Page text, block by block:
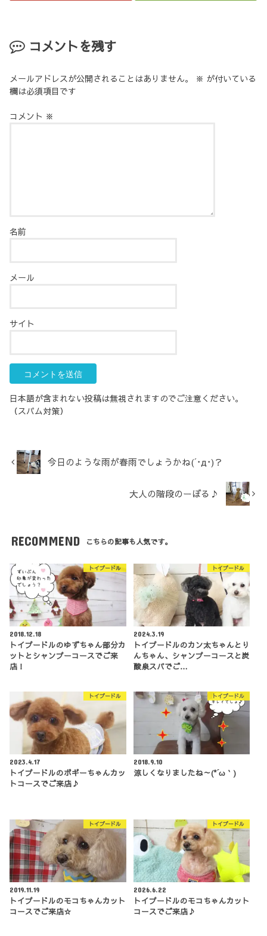
コメントを残す
メールアドレスが公開されることはありません。 ※ が付いている
欄は必須項目です
コメント ※
名前
メール
サイト
日本語が含まれない投稿は無視されますのでご注意ください。
（スパム対策）
今日のような雨が春雨でしょうかね(´･д･)？
大人の階段のーぼる♪
RECOMMEND こちらの記事も人気です。
トイプードル
2018.12.18
トイプードルのゆずちゃん部分カ
ットとシャンプーコースでご来
店！
トイプードル
2024.3.19
トイプードルのカン太ちゃんとり
んちゃん、シャンプーコースと炭
酸泉スパでご…
トイプードル
2023.4.17
トイプードルのボギーちゃんカッ
トコースでご来店♪
トイプードル
2018.9.10
涼しくなりましたね～(*´ω｀)
トイプードル
2019.11.19
トイプードルのモコちゃんカット
コースでご来店☆
トイプードル
2026.6.22
トイプードルのモコちゃんカット
コースでご来店♪